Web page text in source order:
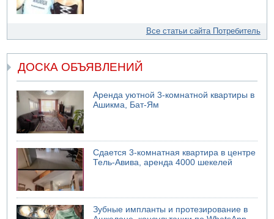
Все статьи сайта Потребитель
ДОСКА ОБЪЯВЛЕНИЙ
Аренда уютной 3-комнатной квартиры в
Ашикма, Бат-Ям
Сдается 3-комнатная квартира в центре
Тель-Авива, аренда 4000 шекелей
Зубные импланты и протезирование в